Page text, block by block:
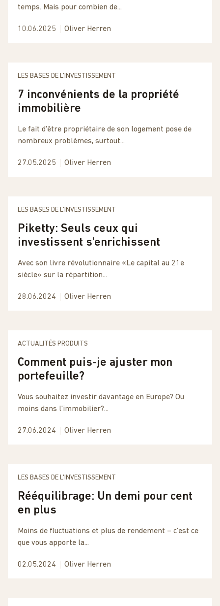
temps. Mais pour combien de...
10.06.2025 Oliver Herren
LES BASES DE L'INVESTISSEMENT
7 inconvénients de la propriété
immobilière
Le fait d'être propriétaire de son logement pose de
nombreux problèmes, surtout...
27.05.2025 Oliver Herren
LES BASES DE L'INVESTISSEMENT
Piketty: Seuls ceux qui
investissent s'enrichissent
Avec son livre révolutionnaire «Le capital au 21e
siècle» sur la répartition...
28.06.2024 Oliver Herren
ACTUALITÉS PRODUITS
Comment puis-je ajuster mon
portefeuille?
Vous souhaitez investir davantage en Europe? Ou
moins dans l'immobilier?...
27.06.2024 Oliver Herren
LES BASES DE L'INVESTISSEMENT
Rééquilibrage: Un demi pour cent
en plus
Moins de fluctuations et plus de rendement – c’est ce
que vous apporte la...
02.05.2024 Oliver Herren